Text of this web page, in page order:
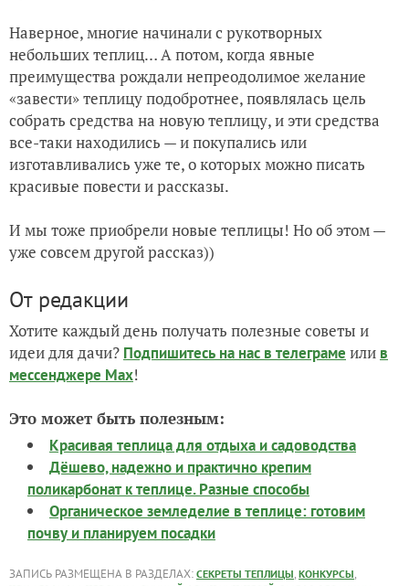
Наверное, многие начинали с рукотворных
небольших теплиц… А потом, когда явные
преимущества рождали непреодолимое желание
«завести» теплицу подобротнее, появлялась цель
собрать средства на новую теплицу, и эти средства
все-таки находились — и покупались или
изготавливались уже те, о которых можно писать
красивые повести и рассказы.
И мы тоже приобрели новые теплицы! Но об этом —
уже совсем другой рассказ))
От редакции
Хотите каждый день получать полезные советы и
идеи для дачи? Подпишитесь на нас в телеграме или в
мессенджере Max!
Это может быть полезным:
Красивая теплица для отдыха и садоводства
Дёшево, надежно и практично крепим
поликарбонат к теплице. Разные способы
Органическое земледелие в теплице: готовим
почву и планируем посадки
ЗАПИСЬ РАЗМЕЩЕНА В РАЗДЕЛАХ: СЕКРЕТЫ ТЕПЛИЦЫ, КОНКУРСЫ,